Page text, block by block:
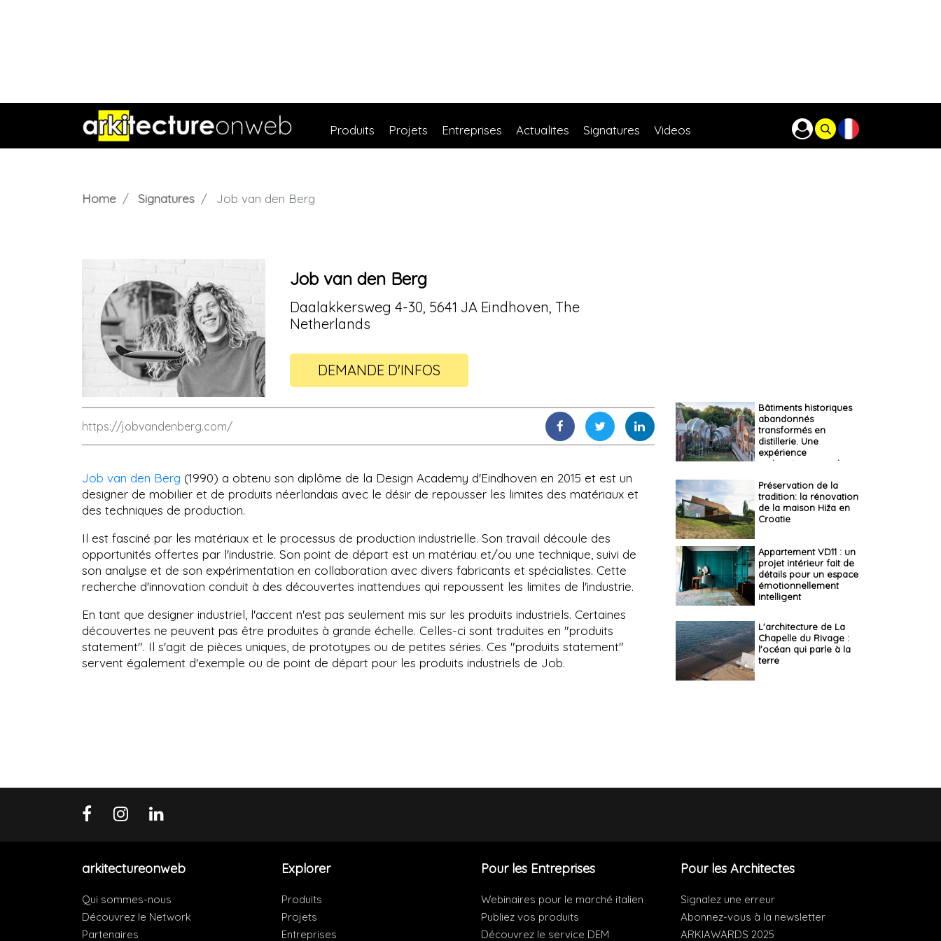
Produits Projets Entreprises Actualites Signatures Videos
Home Signatures Job van den Berg
Job van den Berg
Daalakkersweg 4-30, 5641 JA Eindhoven, The
Netherlands
DEMANDE D'INFOS
https://jobvandenberg.com/
Job van den Berg (1990) a obtenu son diplôme de la Design Academy d'Eindhoven en 2015 et est un
designer de mobilier et de produits néerlandais avec le désir de repousser les limites des matériaux et
des techniques de production.
Il est fasciné par les matériaux et le processus de production industrielle. Son travail découle des
opportunités offertes par l'industrie. Son point de départ est un matériau et/ou une technique, suivi de
son analyse et de son expérimentation en collaboration avec divers fabricants et spécialistes. Cette
recherche d'innovation conduit à des découvertes inattendues qui repoussent les limites de l'industrie.
En tant que designer industriel, l'accent n'est pas seulement mis sur les produits industriels. Certaines
découvertes ne peuvent pas être produites à grande échelle. Celles-ci sont traduites en "produits
statement". Il s'agit de pièces uniques, de prototypes ou de petites séries. Ces "produits statement"
servent également d'exemple ou de point de départ pour les produits industriels de Job.
Bâtiments historiques
abandonnés
transformés en
distillerie. Une
expérience
authentique pour les
Préservation de la
tradition: la rénovation
de la maison Hiža en
Croatie
Appartement VD11 : un
projet intérieur fait de
détails pour un espace
émotionnellement
intelligent
L'architecture de La
Chapelle du Rivage :
l'océan qui parle à la
terre
arkitectureonweb
Qui sommes-nous
Découvrez le Network
Partenaires
Explorer
Produits
Projets
Entreprises
Pour les Entreprises
Webinaires pour le marché italien
Publiez vos produits
Découvrez le service DEM
Pour les Architectes
Signalez une erreur
Abonnez-vous à la newsletter
ARKIAWARDS 2025